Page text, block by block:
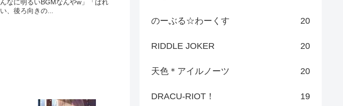
なに明るいBGMなんやw」「ぱれ
、後ろ向きの...
のーぶる☆わーくす 20
RIDDLE JOKER 20
天色＊アイルノーツ 20
DRACU-RIOT！ 19